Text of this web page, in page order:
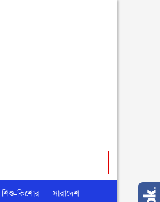
শিশু-কিশোর সারাদেশ